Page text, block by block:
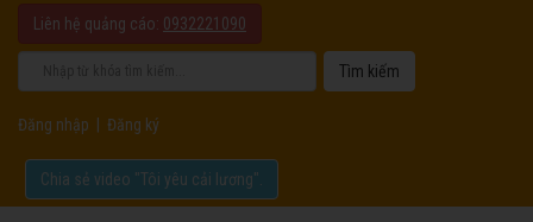
Liên hệ quảng cáo: 0932221090
Đăng nhập Đăng ký
Chia sẻ video "Tôi yêu cải lương".